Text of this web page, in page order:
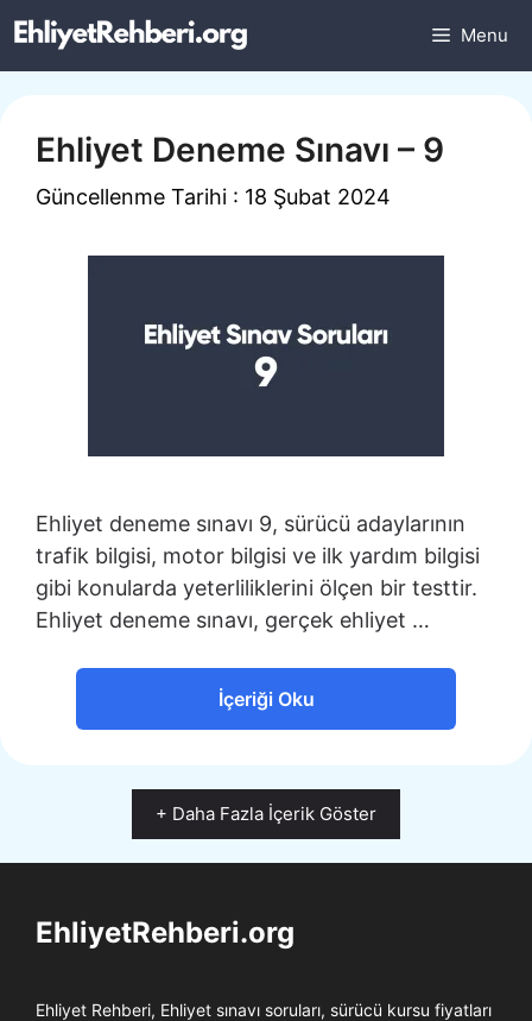
İçeriğe
atla
Menu
Ehliyet Deneme Sınavı – 9
Güncellenme Tarihi : 18 Şubat 2024
Ehliyet deneme sınavı 9, sürücü adaylarının
trafik bilgisi, motor bilgisi ve ilk yardım bilgisi
gibi konularda yeterliliklerini ölçen bir testtir.
Ehliyet deneme sınavı, gerçek ehliyet …
İçeriği Oku
+ Daha Fazla İçerik Göster
EhliyetRehberi.org
Ehliyet Rehberi, Ehliyet sınavı soruları, sürücü kursu fiyatları